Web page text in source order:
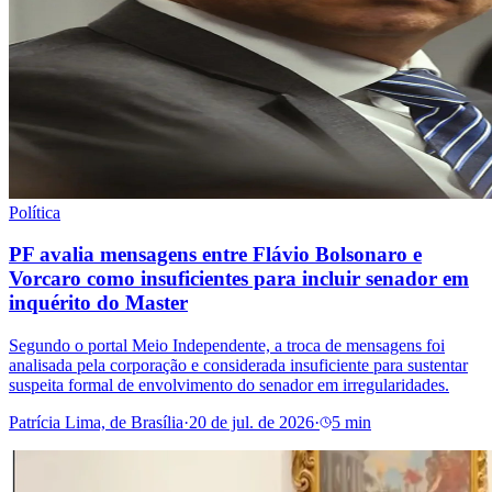
Política
PF avalia mensagens entre Flávio Bolsonaro e
Vorcaro como insuficientes para incluir senador em
inquérito do Master
Segundo o portal Meio Independente, a troca de mensagens foi
analisada pela corporação e considerada insuficiente para sustentar
suspeita formal de envolvimento do senador em irregularidades.
Patrícia Lima, de Brasília·20 de jul. de 2026· 5 min